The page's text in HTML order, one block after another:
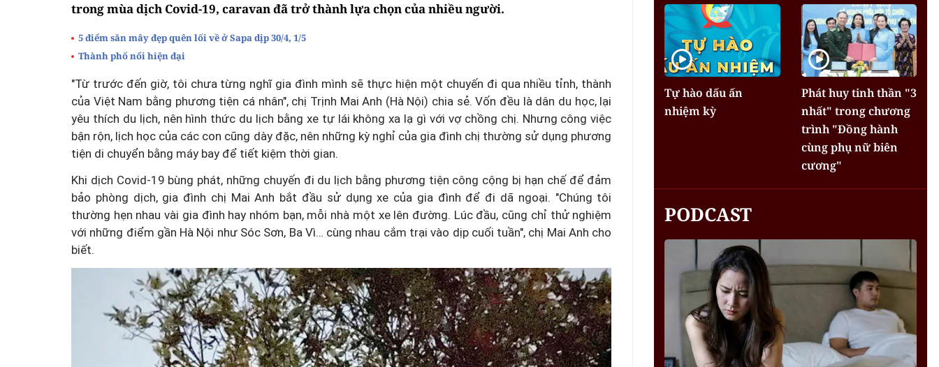
trong mùa dịch Covid-19, caravan đã trở thành lựa chọn của nhiều người.
5 điểm săn mây đẹp quên lối về ở Sapa dịp 30/4, 1/5
Thành phố nổi hiện đại
"Từ trước đến giờ, tôi chưa từng nghĩ gia đình mình sẽ thực hiện một chuyến đi qua nhiều tỉnh, thành
của Việt Nam bằng phương tiện cá nhân", chị Trịnh Mai Anh (Hà Nội) chia sẻ. Vốn đều là dân du học, lại
yêu thích du lịch, nên hình thức du lịch bằng xe tự lái không xa lạ gì với vợ chồng chị. Nhưng công việc
bận rộn, lịch học của các con cũng dày đặc, nên những kỳ nghỉ của gia đình chị thường sử dụng phương
tiện di chuyển bằng máy bay để tiết kiệm thời gian.
Khi dịch Covid-19 bùng phát, những chuyến đi du lịch bằng phương tiện công cộng bị hạn chế để đảm
bảo phòng dịch, gia đình chị Mai Anh bắt đầu sử dụng xe của gia đình để đi dã ngoại. "Chúng tôi
thường hẹn nhau vài gia đình hay nhóm bạn, mỗi nhà một xe lên đường. Lúc đầu, cũng chỉ thử nghiệm
với những điểm gần Hà Nội như Sóc Sơn, Ba Vì… cùng nhau cắm trại vào dịp cuối tuần", chị Mai Anh cho
biết.
Tự hào dấu ấn
nhiệm kỳ
Phát huy tinh thần "3
nhất" trong chương
trình "Đồng hành
cùng phụ nữ biên
cương"
PODCAST